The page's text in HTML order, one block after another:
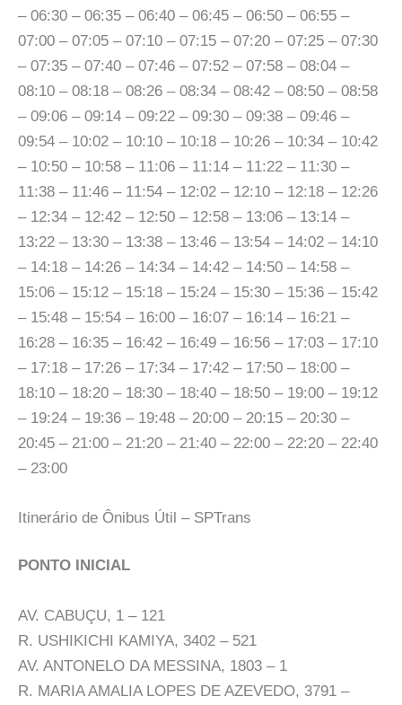
– 06:30 – 06:35 – 06:40 – 06:45 – 06:50 – 06:55 –
07:00 – 07:05 – 07:10 – 07:15 – 07:20 – 07:25 – 07:30
– 07:35 – 07:40 – 07:46 – 07:52 – 07:58 – 08:04 –
08:10 – 08:18 – 08:26 – 08:34 – 08:42 – 08:50 – 08:58
– 09:06 – 09:14 – 09:22 – 09:30 – 09:38 – 09:46 –
09:54 – 10:02 – 10:10 – 10:18 – 10:26 – 10:34 – 10:42
– 10:50 – 10:58 – 11:06 – 11:14 – 11:22 – 11:30 –
11:38 – 11:46 – 11:54 – 12:02 – 12:10 – 12:18 – 12:26
– 12:34 – 12:42 – 12:50 – 12:58 – 13:06 – 13:14 –
13:22 – 13:30 – 13:38 – 13:46 – 13:54 – 14:02 – 14:10
– 14:18 – 14:26 – 14:34 – 14:42 – 14:50 – 14:58 –
15:06 – 15:12 – 15:18 – 15:24 – 15:30 – 15:36 – 15:42
– 15:48 – 15:54 – 16:00 – 16:07 – 16:14 – 16:21 –
16:28 – 16:35 – 16:42 – 16:49 – 16:56 – 17:03 – 17:10
– 17:18 – 17:26 – 17:34 – 17:42 – 17:50 – 18:00 –
18:10 – 18:20 – 18:30 – 18:40 – 18:50 – 19:00 – 19:12
– 19:24 – 19:36 – 19:48 – 20:00 – 20:15 – 20:30 –
20:45 – 21:00 – 21:20 – 21:40 – 22:00 – 22:20 – 22:40
– 23:00
Itinerário de Ônibus Útil – SPTrans
PONTO INICIAL
AV. CABUÇU, 1 – 121
R. USHIKICHI KAMIYA, 3402 – 521
AV. ANTONELO DA MESSINA, 1803 – 1
R. MARIA AMALIA LOPES DE AZEVEDO, 3791 –